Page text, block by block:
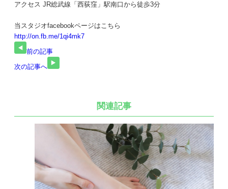
アクセス JR総武線「西荻窪」駅南口から徒歩3分
当スタジオfacebookページはこちら
http://on.fb.me/1qi4mk7
前の記事
次の記事へ
関連記事